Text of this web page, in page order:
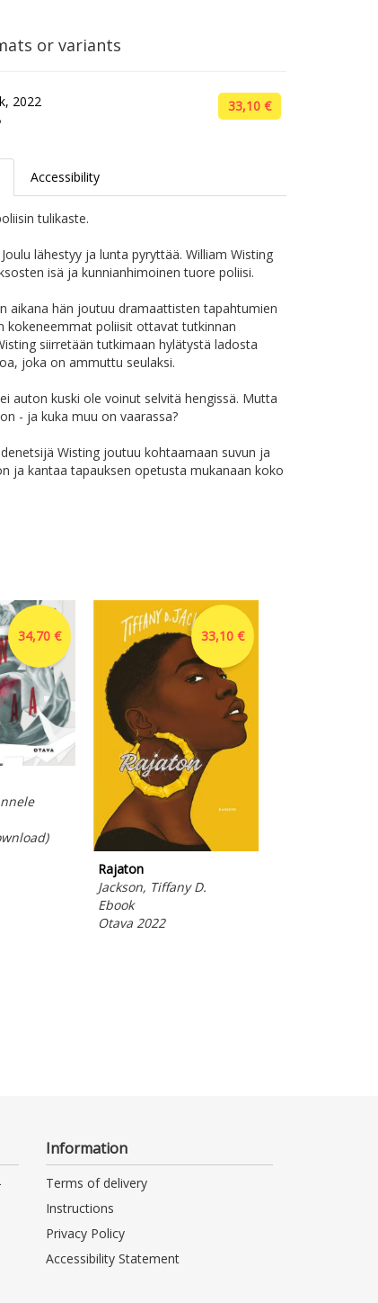
or variants
2022
33,10 €
Accessibility
tulikaste.
lähestyy ja lunta pyryttää. William Wisting
isä ja kunnianhimoinen tuore poliisi.
aikana hän joutuu dramaattisten tapahtumien
kokeneemmat poliisit ottavat tutkinnan
siirretään tutkimaan hylätystä ladosta
joka on ammuttu seulaksi.
auton kuski ole voinut selvitä hengissä. Mutta
- ja kuka muu on vaarassa?
Wisting joutuu kohtaamaan suvun ja
ja kantaa tapauksen opetusta mukanaan koko
34,70 € 33,10 €
Rajaton
Jackson, Tiffany D.
Ebook
Otava 2022
Information
Terms of delivery
Instructions
Privacy Policy
Accessibility Statement